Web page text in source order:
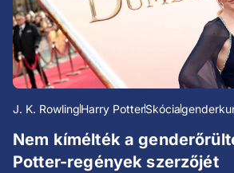
J. K. RowlingHarry PotterSkócia
Nem kímélték a
Potter-regények szerzőjét